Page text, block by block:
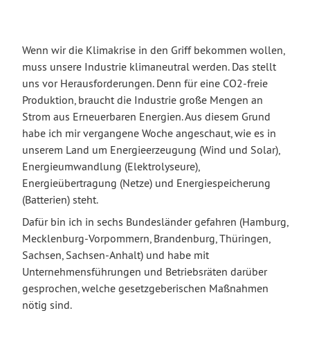
Wenn wir die Klimakrise in den Griff bekommen wollen,
muss unsere Industrie klimaneutral werden. Das stellt
uns vor Herausforderungen. Denn für eine CO2-freie
Produktion, braucht die Industrie große Mengen an
Strom aus Erneuerbaren Energien. Aus diesem Grund
habe ich mir vergangene Woche angeschaut, wie es in
unserem Land um Energieerzeugung (Wind und Solar),
Energieumwandlung (Elektrolyseure),
Energieübertragung (Netze) und Energiespeicherung
(Batterien) steht.
Dafür bin ich in sechs Bundesländer gefahren (Hamburg,
Mecklenburg-Vorpommern, Brandenburg, Thüringen,
Sachsen, Sachsen-Anhalt) und habe mit
Unternehmensführungen und Betriebsräten darüber
gesprochen, welche gesetzgeberischen Maßnahmen
nötig sind.